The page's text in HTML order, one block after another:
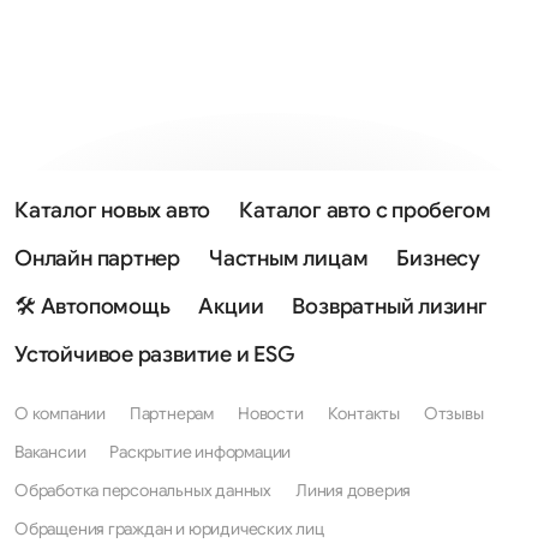
Каталог новых авто
Каталог авто с пробегом
Онлайн партнер
Частным лицам
Бизнесу
🛠 Автопомощь
Акции
Возвратный лизинг
Устойчивое развитие и ESG
О компании Партнерам Новости Контакты
Отзывы
Вакансии
Раскрытие информации
Обработка персональных данных
Линия доверия
Обращения граждан и юридических лиц